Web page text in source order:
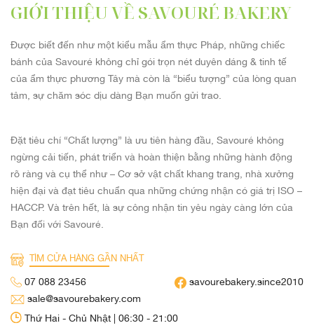
GIỚI THIỆU VỀ SAVOURÉ BAKERY
Được biết đến như một kiểu mẫu ẩm thực Pháp, những chiếc
bánh của Savouré không chỉ gói trọn nét duyên dáng & tinh tế
của ẩm thực phương Tây mà còn là “biểu tượng” của lòng quan
tâm, sự chăm sóc dịu dàng Bạn muốn gửi trao.
Đặt tiêu chí “Chất lượng” là ưu tiên hàng đầu, Savouré không
ngừng cải tiến, phát triển và hoàn thiện bằng những hành động
rõ ràng và cụ thể như – Cơ sở vật chất khang trang, nhà xưởng
hiện đại và đạt tiêu chuẩn qua những chứng nhận có giá trị ISO –
HACCP. Và trên hết, là sự công nhận tin yêu ngày càng lớn của
Bạn đối với Savouré.
TÌM CỬA HÀNG GẦN NHẤT
07 088 23456
savourebakery.since2010
sale@savourebakery.com
Thứ Hai - Chủ Nhật | 06:30 - 21:00